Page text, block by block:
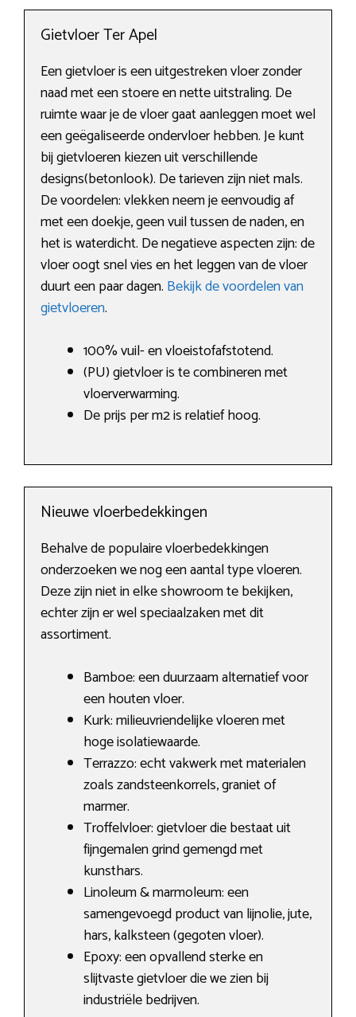
Gietvloer Ter Apel
Een gietvloer is een uitgestreken vloer zonder
naad met een stoere en nette uitstraling. De
ruimte waar je de vloer gaat aanleggen moet wel
een geëgaliseerde ondervloer hebben. Je kunt
bij gietvloeren kiezen uit verschillende
designs(betonlook). De tarieven zijn niet mals.
De voordelen: vlekken neem je eenvoudig af
met een doekje, geen vuil tussen de naden, en
het is waterdicht. De negatieve aspecten zijn: de
vloer oogt snel vies en het leggen van de vloer
duurt een paar dagen. Bekijk de voordelen van
gietvloeren.
100% vuil- en vloeistofafstotend.
(PU) gietvloer is te combineren met
vloerverwarming.
De prijs per m2 is relatief hoog.
Nieuwe vloerbedekkingen
Behalve de populaire vloerbedekkingen
onderzoeken we nog een aantal type vloeren.
Deze zijn niet in elke showroom te bekijken,
echter zijn er wel speciaalzaken met dit
assortiment.
Bamboe: een duurzaam alternatief voor
een houten vloer.
Kurk: milieuvriendelijke vloeren met
hoge isolatiewaarde.
Terrazzo: echt vakwerk met materialen
zoals zandsteenkorrels, graniet of
marmer.
Troffelvloer: gietvloer die bestaat uit
fijngemalen grind gemengd met
kunsthars.
Linoleum & marmoleum: een
samengevoegd product van lijnolie, jute,
hars, kalksteen (gegoten vloer).
Epoxy: een opvallend sterke en
slijtvaste gietvloer die we zien bij
industriële bedrijven.